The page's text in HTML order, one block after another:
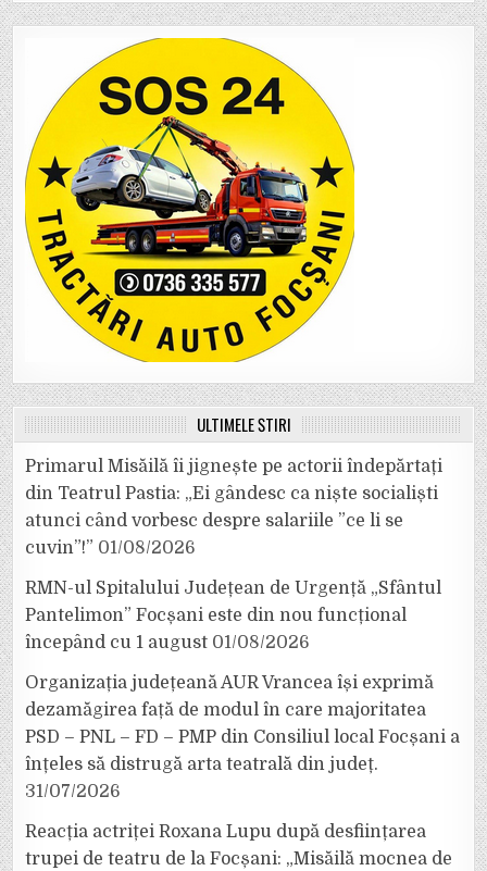
ULTIMELE ȘTIRI
Primarul Misăilă îi jignește pe actorii îndepărtați
din Teatrul Pastia: „Ei gândesc ca niște socialiști
atunci când vorbesc despre salariile ”ce li se
cuvin”!” 01/08/2026
RMN-ul Spitalului Județean de Urgență „Sfântul
Pantelimon” Focșani este din nou funcțional
începând cu 1 august 01/08/2026
Organizația județeană AUR Vrancea își exprimă
dezamăgirea față de modul în care majoritatea
PSD – PNL – FD – PMP din Consiliul local Focșani a
înțeles să distrugă arta teatrală din județ.
31/07/2026
Reacția actriței Roxana Lupu după desființarea
trupei de teatru de la Focșani: „Misăilă mocnea de